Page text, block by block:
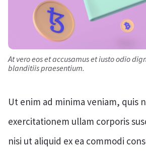
At vero eos et accusamus et iusto odio
blanditiis praesentium.
Ut enim ad minima veniam, quis
exercitationem ullam corporis
nisi ut aliquid ex ea commodi